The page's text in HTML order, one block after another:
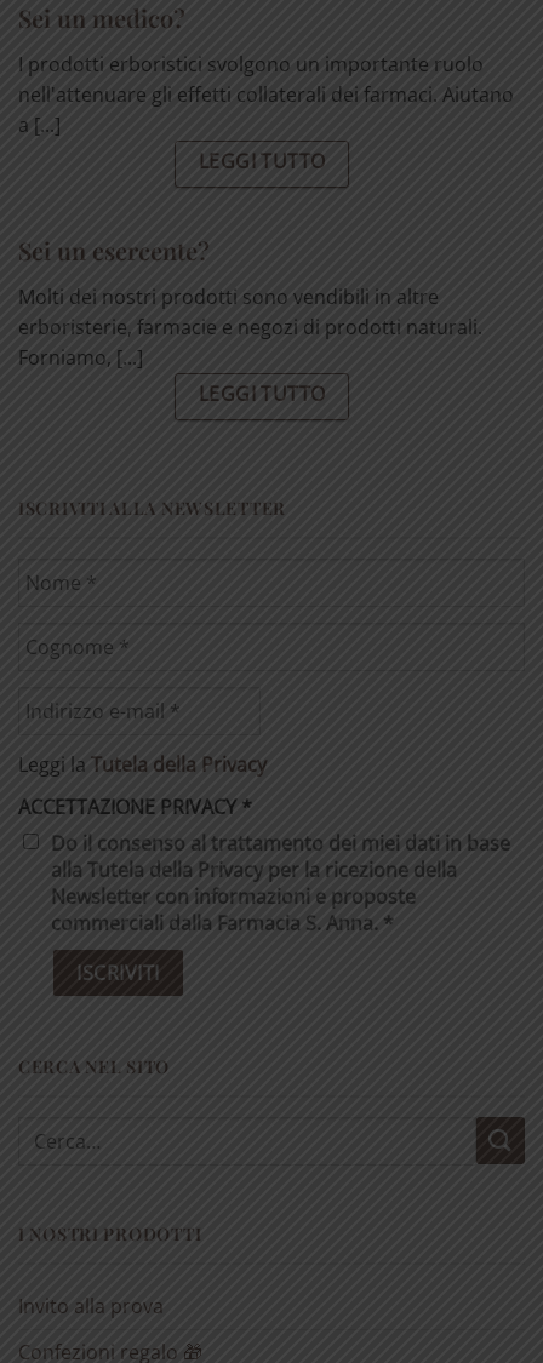
Sei un medico?
I prodotti erboristici svolgono un importante ruolo
nell'attenuare gli effetti collaterali dei farmaci. Aiutano
a [...]
LEGGI TUTTO
Sei un esercente?
Molti dei nostri prodotti sono vendibili in altre
erboristerie, farmacie e negozi di prodotti naturali.
Forniamo, [...]
LEGGI TUTTO
ISCRIVITI ALLA NEWSLETTER
Leggi la Tutela della Privacy
ACCETTAZIONE PRIVACY*
Do il consenso al trattamento dei miei dati in base
alla Tutela della Privacy per la ricezione della
Newsletter con informazioni e proposte
commerciali dalla Farmacia S. Anna. *
CERCA NEL SITO
Cerca:
I NOSTRI PRODOTTI
Invito alla prova
Confezioni regalo 🎁